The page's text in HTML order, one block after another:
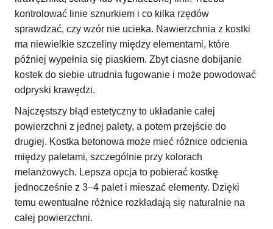
kontrolować linie sznurkiem i co kilka rzędów
sprawdzać, czy wzór nie ucieka. Nawierzchnia z kostki
ma niewielkie szczeliny między elementami, które
później wypełnia się piaskiem. Zbyt ciasne dobijanie
kostek do siebie utrudnia fugowanie i może powodować
odpryski krawędzi.
Najczęstszy błąd estetyczny to układanie całej
powierzchni z jednej palety, a potem przejście do
drugiej. Kostka betonowa może mieć różnice odcienia
między paletami, szczególnie przy kolorach
melanżowych. Lepsza opcja to pobierać kostkę
jednocześnie z 3–4 palet i mieszać elementy. Dzięki
temu ewentualne różnice rozkładają się naturalnie na
całej powierzchni.